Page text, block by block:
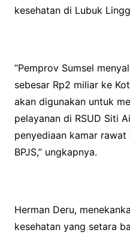
kesehatan di Lubuk
“Pemprov Sumsel
sebesar Rp2 miliar ke
akan digunakan untuk
pelayanan di RSUD Siti
penyediaan kamar
BPJS,” ungkapnya.
Herman Deru,
kesehatan yang setara